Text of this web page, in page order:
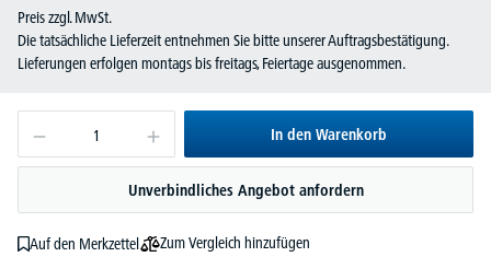
Preis zzgl. MwSt.
Die tatsächliche Lieferzeit entnehmen Sie bitte unserer Auftragsbestätigung.
Lieferungen erfolgen montags bis freitags, Feiertage ausgenommen.
In den Warenkorb
Unverbindliches Angebot anfordern
Auf den Merkzettel Zum Vergleich hinzufügen